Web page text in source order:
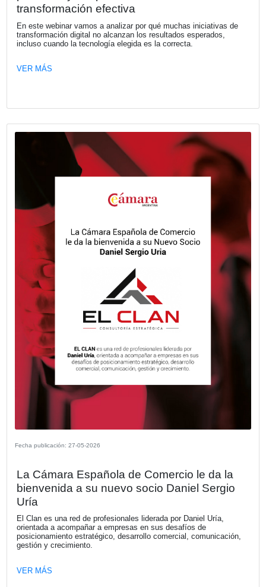
Aires, reunió a una selecta comitiva de autoridades,
emprendedores para potenciar el ecosistema de
tecnológica del país.
VER MÁS
Fecha publicación: 08-06-2026
El Observatorio Vial 2025 revela una
generalizada en el uso del cinturón de
seguridad y un aumento preocupante
zigzag en motocicletas en los
Buenos Aires
VER MÁS